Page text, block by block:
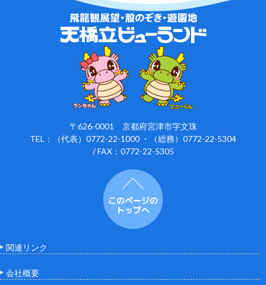
〒626-0001 京都府宮津市字文珠
TEL：（代表）0772-22-1000 ・（総務）0772-22-5304
/ FAX：0772-22-5305
関連リンク
会社概要